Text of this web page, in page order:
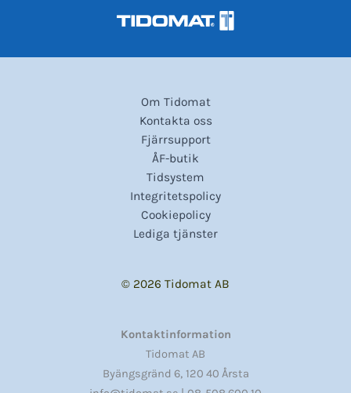
Om Tidomat
Kontakta oss
Fjärrsupport
ÅF-butik
Tidsystem
Integritetspolicy
Cookiepolicy
Lediga tjänster
© 2026 Tidomat AB
Kontaktinformation
Tidomat AB
Byängsgränd 6, 120 40 Årsta